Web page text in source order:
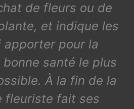
de fleurs ou de
et indique les
apporter pour la
santé le plus
À la fin de la
fleuriste fait ses